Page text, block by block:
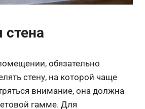
стена
обязательно
стену, на которой чаще
внимание, она должна
гамме. Для